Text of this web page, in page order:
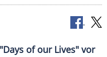
of our Lives" vor